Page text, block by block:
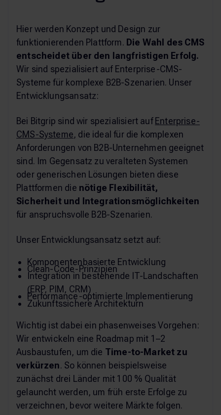
Hier werden Konzept und Design zur
funktionierenden Plattform. Die Wahl des CMS
entscheidet über den langfristigen Erfolg.
Wir sind spezialisiert auf Enterprise-CMS-
Systeme für komplexe B2B-Szenarien. Unser
Entwicklungsansatz:
Bei Bitgrip sind wir spezialisiert aufEnterprise-
CMS-Systeme, die ideal für die komplexen
Anforderungen von B2B-Unternehmen geeignet
sind. Im Gegensatz zu veralteten Systemen
oder generischen Lösungen bieten diese
Plattformen die nötige Flexibilität,
Sicherheit und Integrationsmöglichkeiten
für anspruchsvolle B2B-Szenarien.
Unser Entwicklungsansatz setzt auf:
Komponentenbasierte Entwicklung
Clean-Code-Prinzipien
Integration in bestehende IT-Landschaften
(ERP, PIM, CRM)
Performance-optimierte Implementierung
Zukunftssichere Architekturn
Wichtig ist dabei ein phasenweises Vorgehen:
Wir entwickeln eine Roadmap mit 1–2
Ausbaustufen, um die Time-to-Market zu
verkürzen. So können beispielsweise
zunächst drei Länder mit 100 % Qualität
gelauncht werden, um früh erste Erfolge zu
verzeichnen, bevor weitere Märkte folgen.